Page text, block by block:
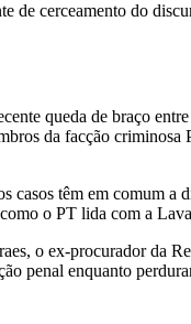
de cerceamento do
queda de braço
da facção
casos têm em comum
o PT lida com a
o ex-procurador da
penal enquanto